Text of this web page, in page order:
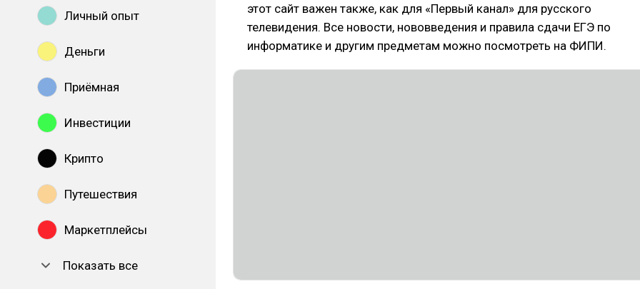
Личный опыт
Деньги
Приёмная
Инвестиции
Крипто
Путешествия
Маркетплейсы
Показать все
этот сайт важен также, как для «Первый канал» для русского
телевидения. Все новости, нововведения и правила сдачи ЕГЭ по
информатике и другим предметам можно посмотреть на ФИПИ.